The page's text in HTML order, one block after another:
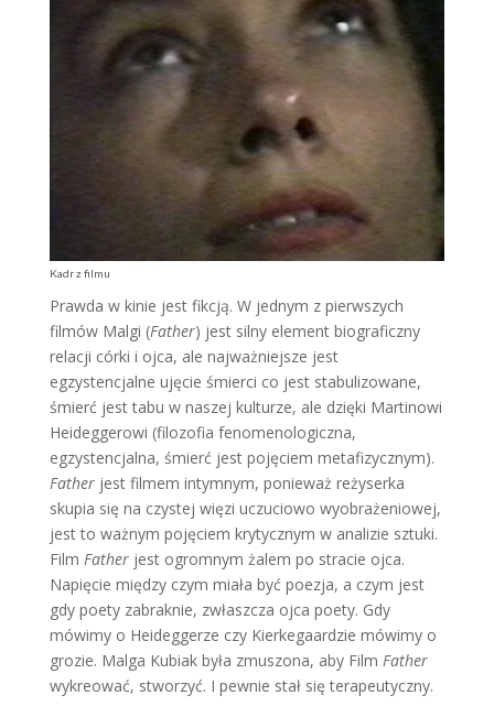
Kadr z filmu
Prawda w kinie jest fikcją. W jednym z pierwszych
filmów Malgi (Father) jest silny element biograficzny
relacji córki i ojca, ale najważniejsze jest
egzystencjalne ujęcie śmierci co jest stabulizowane,
śmierć jest tabu w naszej kulturze, ale dzięki Martinowi
Heideggerowi (filozofia fenomenologiczna,
egzystencjalna, śmierć jest pojęciem metafizycznym).
Fatherjest filmem intymnym, ponieważ reżyserka
skupia się na czystej więzi uczuciowo wyobrażeniowej,
jest to ważnym pojęciem krytycznym w analizie sztuki.
Film Fatherjest ogromnym żalem po stracie ojca.
Napięcie między czym miała być poezja, a czym jest
gdy poety zabraknie, zwłaszcza ojca poety. Gdy
mówimy o Heideggerze czy Kierkegaardzie mówimy o
grozie. Malga Kubiak była zmuszona, aby Film Father
wykreować, stworzyć. I pewnie stał się terapeutyczny.